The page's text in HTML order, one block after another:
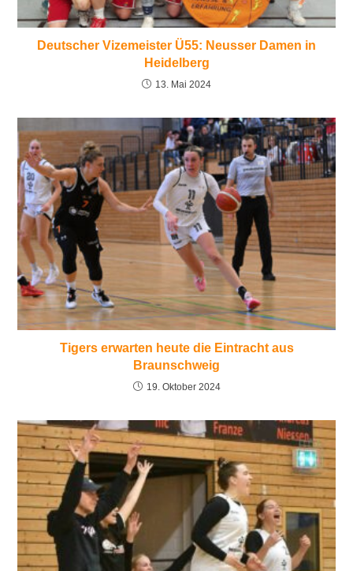
Deutscher Vizemeister Ü55: Neusser Damen in
Heidelberg
13. Mai 2024
Tigers erwarten heute die Eintracht aus
Braunschweig
19. Oktober 2024